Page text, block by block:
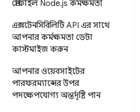
প্রোফাইল Node.js কর্মক্ষমতা
এক্সটেনসিবিলিটি API এর সাথে
আপনার কর্মক্ষমতা ডেটা
কাস্টমাইজ করুন
আপনার ওয়েবসাইটের
পারফরম্যান্সের উপর
পদক্ষেপযোগ্য অন্তর্দৃষ্টি পান